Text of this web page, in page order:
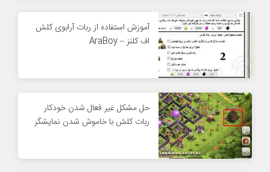
آموزش استفاده از ربات آرابوی کلش
اف کلنز – AraBoy
حل مشکل غیر فعال شدن خودکار
ربات کلش با خاموش شدن نمایشگر